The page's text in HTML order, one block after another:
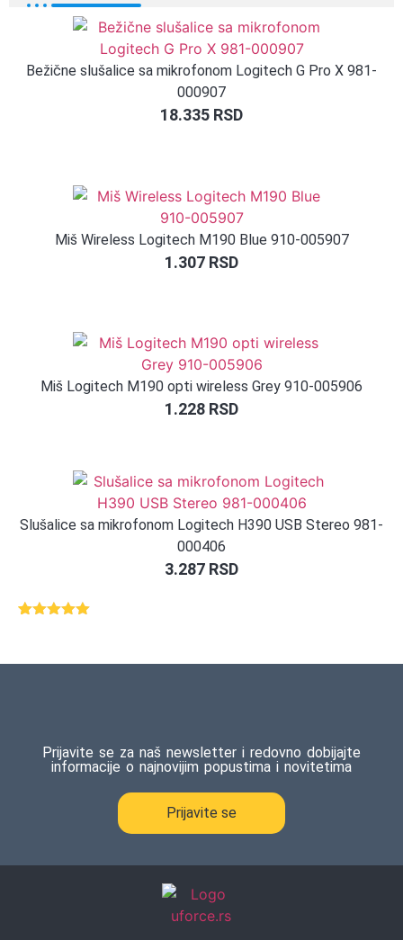
Bežične slušalice sa mikrofonom Logitech G Pro X 981-
000907
18.335 RSD
Miš Wireless Logitech M190 Blue 910-005907
1.307 RSD
Miš Logitech M190 opti wireless Grey 910-005906
1.228 RSD
Slušalice sa mikrofonom Logitech H390 USB Stereo 981-
000406
3.287 RSD
ocene
Prijavite se za naš newsletter i redovno dobijajte
informacije o najnovijim popustima i novitetima
Prijavite se